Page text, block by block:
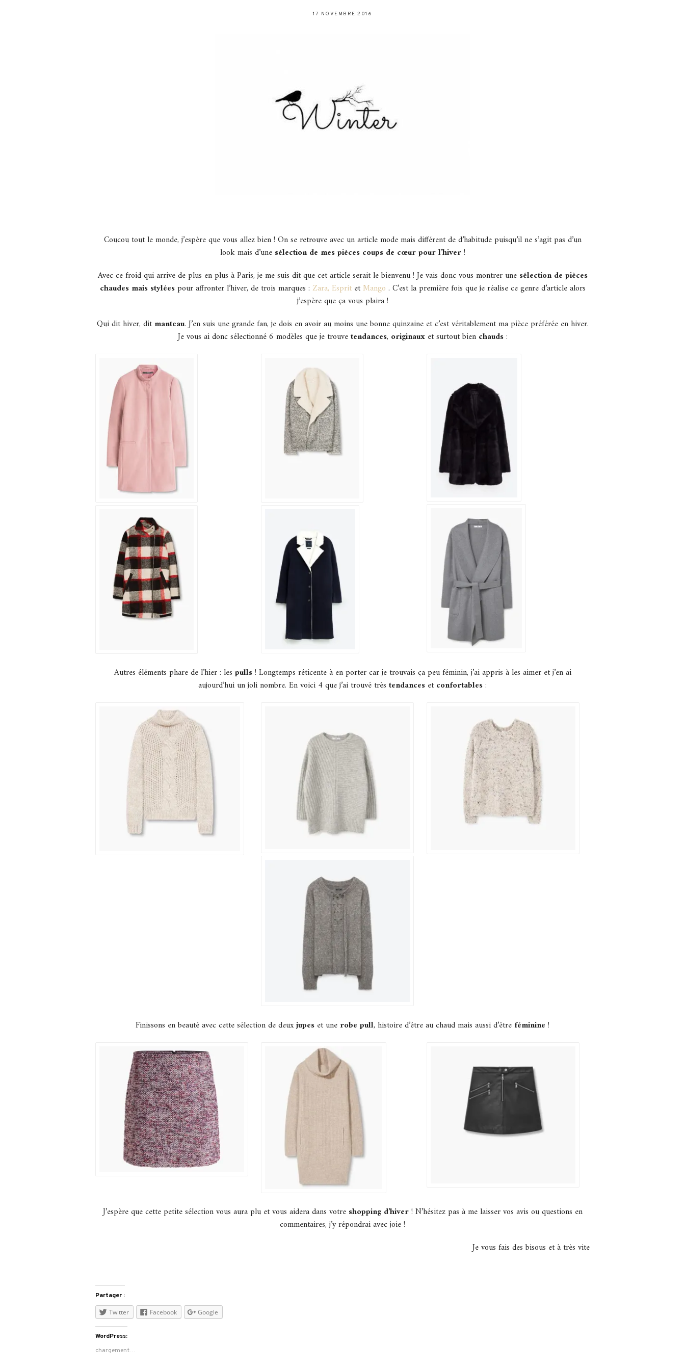
17 NOVEMBRE 2016
Coucou tout le monde, j’espère que vous allez bien ! On se retrouve avec un article mode mais différent de d’habitude puisqu’il ne s’agit pas d’un
look mais d’unesélection de mes pièces coups de cœur pour l’hiver!
Avec ce froid qui arrive de plus en plus à Paris, je me suis dit que cet article serait le bienvenu ! Je vais donc vous montrer unesélection de pièces
chaudes mais styléespour affronter l’hiver, de trois marques : Zara, EspritetMango . C’est la première fois que je réalise ce genre d’article alors
j’espère que ça vous plaira !
Qui dit hiver, dit manteau. J’en suis une grande fan, je dois en avoir au moins une bonne quinzaine et c’est véritablement ma pièce préférée en hiver.
Je vous ai donc sélectionné 6 modèles que je trouvetendances, originauxet surtout bienchauds:
Autres éléments phare de l’hier : les pulls! Longtemps réticente à en porter car je trouvais ça peu féminin, j’ai appris à les aimer et j’en ai
aujourd’hui un joli nombre. En voici 4 que j’ai trouvé très tendances et confortables:
Finissons en beauté avec cette sélection de deuxjupes et une robe pull, histoire d’être au chaud mais aussi d’être féminine !
J’espère que cette petite sélection vous aura plu et vous aidera dans votre shopping d’hiver! N’hésitez pas à me laisser vos avis ou questions en
commentaires, j’y répondrai avec joie !
Je vous fais des bisous et à très vite
Partager :
Twitter Facebook Google
WordPress:
chargement…